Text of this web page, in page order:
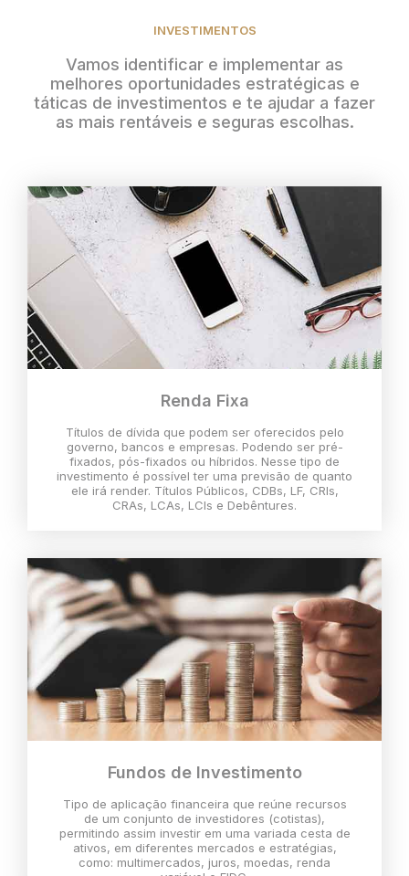
INVESTIMENTOS
Vamos identificar e implementar as
melhores oportunidades estratégicas e
táticas de investimentos e te ajudar a fazer
as mais rentáveis e seguras escolhas.
Renda Fixa
Títulos de dívida que podem ser oferecidos pelo
governo, bancos e empresas. Podendo ser pré-
fixados, pós-fixados ou híbridos. Nesse tipo de
investimento é possível ter uma previsão de quanto
ele irá render. Títulos Públicos, CDBs, LF, CRIs,
CRAs, LCAs, LCIs e Debêntures.
Fundos de Investimento
Tipo de aplicação financeira que reúne recursos
de um conjunto de investidores (cotistas),
permitindo assim investir em uma variada cesta de
ativos, em diferentes mercados e estratégias,
como: multimercados, juros, moedas, renda